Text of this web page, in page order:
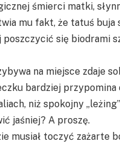
śmierci matki,
mu fakt, że tatuś buja
poszczycić się biodrami
na miejsce zdaje
bardziej przypomina
niż spokojny
jaśniej? A proszę.
musiał toczyć zażarte